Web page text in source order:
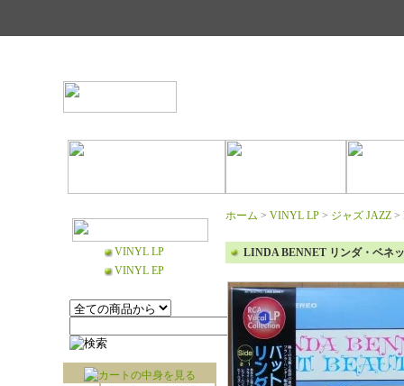
VINYL LP
VINYL EP
ホーム > VINYL LP > ジャズ JAZZ >
LINDA BENNET リンダ・ベネ